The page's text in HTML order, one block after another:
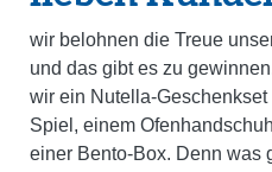
wir belohnen die Treue
und das gibt es zu
wir ein Nutella-
Spiel, einem
einer Bento-Box. Denn was